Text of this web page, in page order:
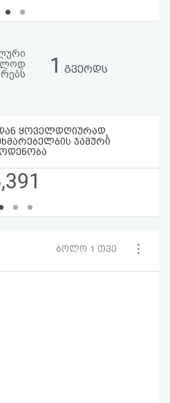
1 გვერდს
ყოველდღიურად
ჯამური
›
ბოლო 1 თვე